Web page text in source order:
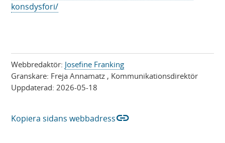
konsdysfori/
Webbredaktör: Josefine Franking
Granskare: Freja Annamatz , Kommunikationsdirektör
Uppdaterad:2026-05-18
Kopiera sidans webbadresslink